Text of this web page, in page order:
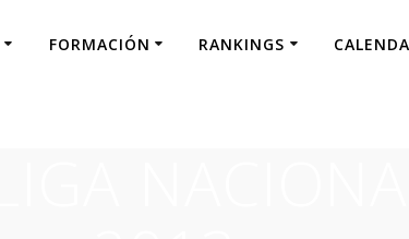
FORMACIÓN RANKINGS